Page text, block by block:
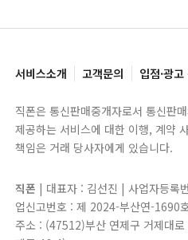
서비스소개 고객문의 입점·광고
직폰은 통신판매중개자로서 통신판
제공하는 서비스에 대한 이행, 계약
책임은 거래 당사자에게 있습니다.
직폰 | 대표자 : 김선진 | 사업자등
업신고번호 : 제 2024-부산연-1690
주소 : (47512)부산 연제구 거제대